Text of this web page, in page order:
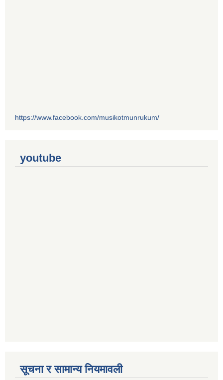
https://www.facebook.com/musikotmunrukum/
youtube
सूचना र सामान्य नियमावली